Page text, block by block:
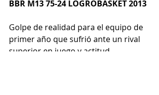
BBR M13 75-24 LOGROBASKET 2013
Golpe de realidad para el equipo de
primer año que sufrió ante un rival
superior en juego y actitud.